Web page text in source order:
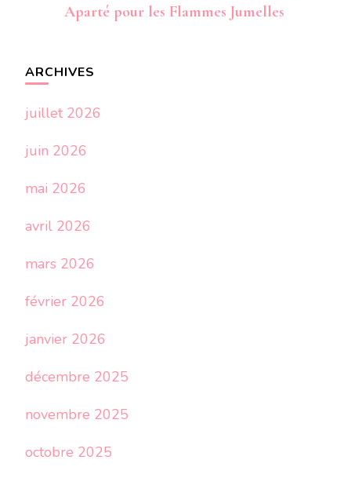
Aparté pour les Flammes Jumelles
ARCHIVES
juillet 2026
juin 2026
mai 2026
avril 2026
mars 2026
février 2026
janvier 2026
décembre 2025
novembre 2025
octobre 2025